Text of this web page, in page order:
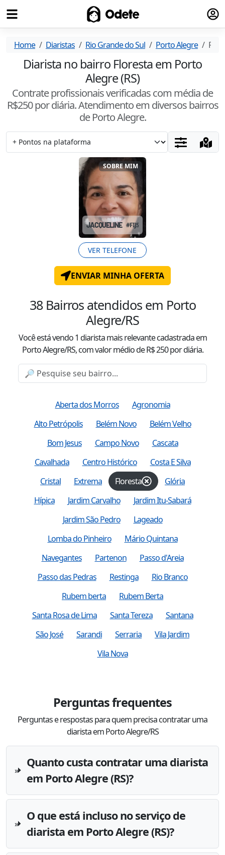
Odete
Home Diaristas Rio Grande do Sul Porto Alegre
Diarista no bairro Floresta em Porto
Alegre (RS)
Contrate profissionais verificadas com média de
R$250por diária. Atendimentoem diversos bairros
de Porto Alegre.
SOBRE MIM
JACQUELINE #FIJSZ5YG
VER TELEFONE
ENVIAR MINHA OFERTA
38 Bairros atendidos em Porto
Alegre/RS
Você está vendo1 diarista mais relevante cadastrada em
Porto Alegre/RS, com valormédiode R$250por diária.
Aberta dos Morros
Agronomia
Alto Petrópolis
Belém Novo
Belém Velho
Bom Jesus
Campo Novo
Cascata
Cavalhada
Centro Histórico
Costa E Silva
Cristal
Extrema Floresta
Glória
Hípica
Jardim Carvalho
Jardim Itu-Sabará
Jardim São Pedro
Lageado
Lomba do Pinheiro
Mário Quintana
Navegantes
Partenon
Passo d'Areia
Passo das Pedras
Restinga
Rio Branco
Rubem berta
Rubem Berta
Santa Rosa de Lima
Santa Tereza
Santana
São José
Sarandi Serraria
Vila Jardim
Vila Nova
Perguntas frequentes
Perguntas e respostas para quem precisa contratar uma
diarista em Porto Alegre/RS
Quanto custa contratar uma diarista
em Porto Alegre (RS)?
O que está incluso no serviço de
diarista em Porto Alegre (RS)?